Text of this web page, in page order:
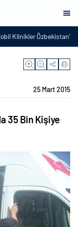
Klinikler
25 Mart 2015
35 Bin Kişiye